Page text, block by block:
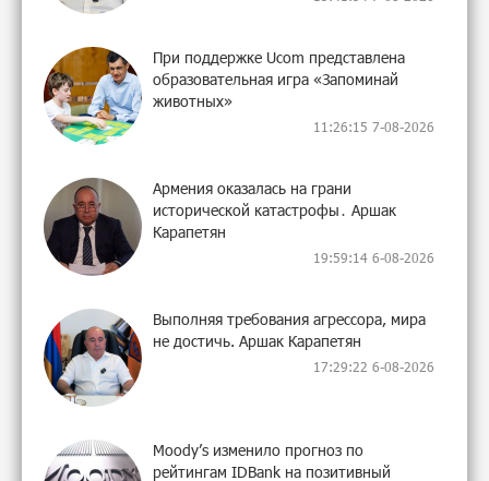
При поддержке Ucom представлена
образовательная игра «Запоминай
животных»
11:26:15 7-08-2026
Армения оказалась на грани
исторической катастрофы․ Аршак
Карапетян
19:59:14 6-08-2026
Выполняя требования агрессора, мира
не достичь. Аршак Карапетян
17:29:22 6-08-2026
Moody’s изменило прогноз по
рейтингам IDBank на позитивный